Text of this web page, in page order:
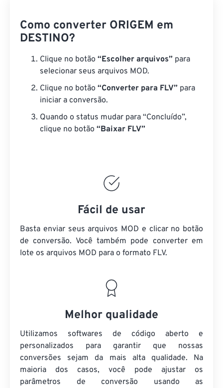
Como converter ORIGEM em
DESTINO?
Clique no botão “Escolher arquivos” para
selecionar seus arquivos MOD.
Clique no botão “Converter para FLV” para
iniciar a conversão.
Quando o status mudar para “Concluído”,
clique no botão “Baixar FLV”
Fácil de usar
Basta enviar seus arquivos MOD e clicar no botão
de conversão. Você também pode converter em
lote os arquivos MOD para o formato FLV.
Melhor qualidade
Utilizamos softwares de código aberto e
personalizados para garantir que nossas
conversões sejam da mais alta qualidade. Na
maioria dos casos, você pode ajustar os
parâmetros de conversão usando as